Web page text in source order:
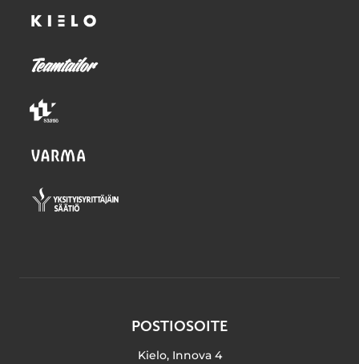
POSTIOSOITE
Kielo, Innova 4